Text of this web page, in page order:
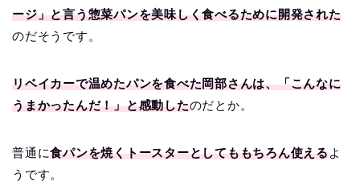
ージ」と言う惣菜パンを美味しく食べるために開発された
のだそうです。
リベイカーで温めたパンを食べた岡部さんは、「こんなに
うまかったんだ！」と感動したのだとか。
普通に食パンを焼くトースターとしてももちろん使えるよ
うです。